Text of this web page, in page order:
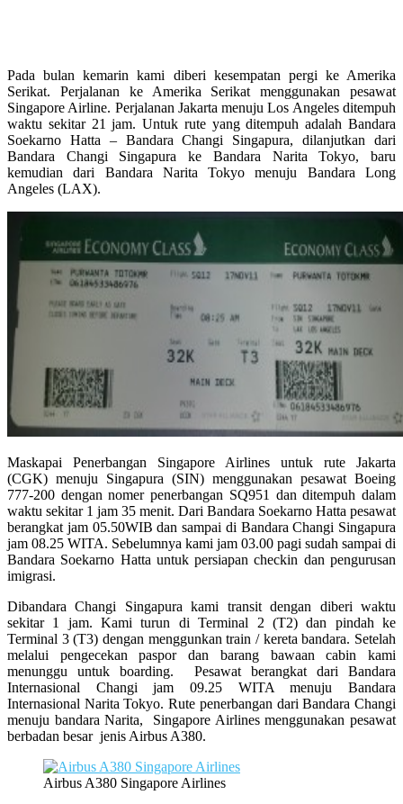
Pada bulan kemarin kami diberi kesempatan pergi ke Amerika
Serikat. Perjalanan ke Amerika Serikat menggunakan pesawat
Singapore Airline. Perjalanan Jakarta menuju Los Angeles ditempuh
waktu sekitar 21 jam. Untuk rute yang ditempuh adalah Bandara
Soekarno Hatta – Bandara Changi Singapura, dilanjutkan dari
Bandara Changi Singapura ke Bandara Narita Tokyo, baru
kemudian dari Bandara Narita Tokyo menuju Bandara Long
Angeles (LAX).
Maskapai Penerbangan Singapore Airlines untuk rute Jakarta
(CGK) menuju Singapura (SIN) menggunakan pesawat Boeing
777-200 dengan nomer penerbangan SQ951 dan ditempuh dalam
waktu sekitar 1 jam 35 menit. Dari Bandara Soekarno Hatta pesawat
berangkat jam 05.50WIB dan sampai di Bandara Changi Singapura
jam 08.25 WITA. Sebelumnya kami jam 03.00 pagi sudah sampai di
Bandara Soekarno Hatta untuk persiapan checkin dan pengurusan
imigrasi.
Dibandara Changi Singapura kami transit dengan diberi waktu
sekitar 1 jam. Kami turun di Terminal 2 (T2) dan pindah ke
Terminal 3 (T3) dengan menggunkan train / kereta bandara. Setelah
melalui pengecekan paspor dan barang bawaan cabin kami
menunggu untuk boarding. Pesawat berangkat dari Bandara
Internasional Changi jam 09.25 WITA menuju Bandara
Internasional Narita Tokyo. Rute penerbangan dari Bandara Changi
menuju bandara Narita, Singapore Airlines menggunakan pesawat
berbadan besar jenis Airbus A380.
Airbus A380 Singapore Airlines